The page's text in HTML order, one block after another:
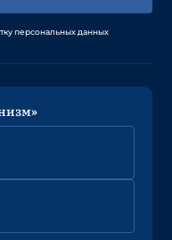
персональных данных